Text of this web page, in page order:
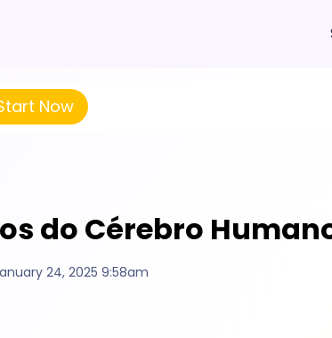
Now
do Cérebro
24, 2025 9:58am